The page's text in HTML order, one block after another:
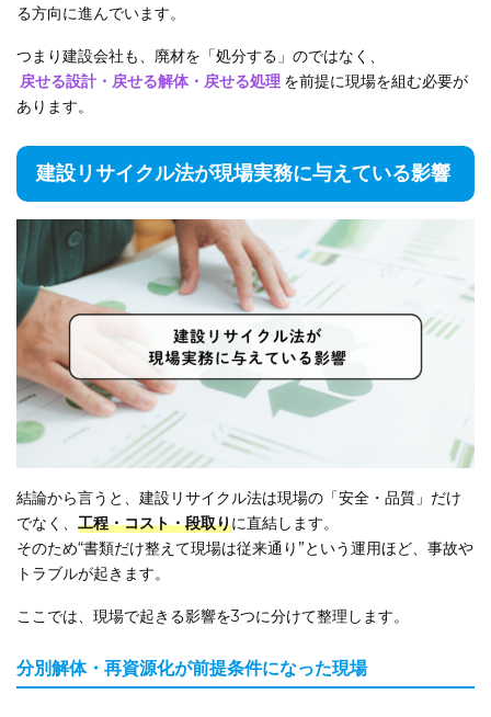
る方向に進んでいます。
つまり建設会社も、廃材を「処分する」のではなく、
戻せる設計・戻せる解体・戻せる処理 を前提に現場を組む必要が
あります。
建設リサイクル法が現場実務に与えている影響
結論から言うと、建設リサイクル法は現場の「安全・品質」だけ
でなく、 工程・コスト・段取りに直結します。
そのため“書類だけ整えて現場は従来通り”という運用ほど、事故や
トラブルが起きます。
ここでは、現場で起きる影響を3つに分けて整理します。
分別解体・再資源化が前提条件になった現場